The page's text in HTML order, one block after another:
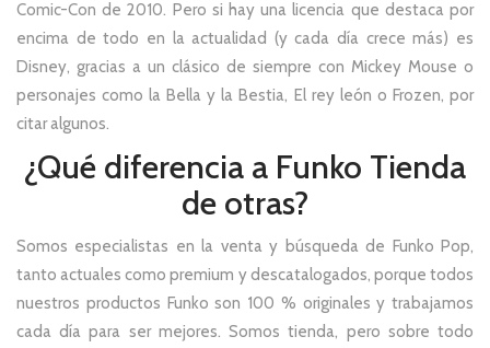
Comic-Con de 2010. Pero si hay una licencia que destaca por
encima de todo en la actualidad (y cada día crece más) es
Disney, gracias a un clásico de siempre con Mickey Mouse o
personajes como la Bella y la Bestia, El rey león o Frozen, por
citar algunos.
¿Qué diferencia a Funko Tienda
de otras?
Somos especialistas en la venta y búsqueda de Funko Pop,
tanto actuales como premium y descatalogados, porque todos
nuestros productos Funko son 100 % originales y trabajamos
cada día para ser mejores. Somos tienda, pero sobre todo